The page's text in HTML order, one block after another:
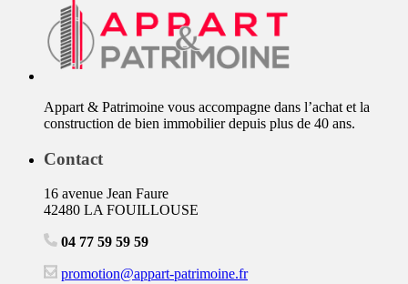
Appart & Patrimoine vous accompagne dans l’achat et la
construction de bien immobilier depuis plus de 40 ans.
Contact
16 avenue Jean Faure
42480 LA FOUILLOUSE
04 77 59 59 59
promotion@appart-patrimoine.fr